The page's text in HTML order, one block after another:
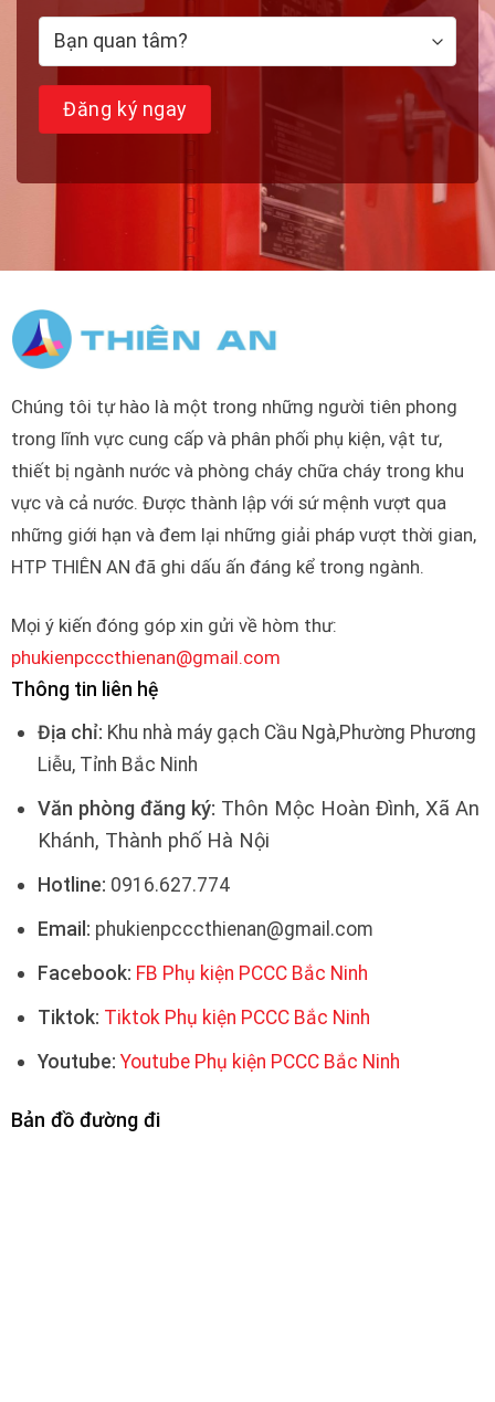
Chúng tôi tự hào là một trong những người tiên phong
trong lĩnh vực cung cấp và phân phối phụ kiện, vật tư,
thiết bị ngành nước và phòng cháy chữa cháy trong khu
vực và cả nước. Được thành lập với sứ mệnh vượt qua
những giới hạn và đem lại những giải pháp vượt thời gian,
HTP THIÊN AN đã ghi dấu ấn đáng kể trong ngành.
Mọi ý kiến đóng góp xin gửi về hòm thư:
phukienpcccthienan@gmail.com
Thông tin liên hệ
Địa chỉ: Khu nhà máy gạch Cầu Ngà,Phường Phương
Liễu, Tỉnh Bắc Ninh
Văn phòng đăng ký: Thôn Mộc Hoàn Đình, Xã An
Khánh, Thành phố Hà Nội
Hotline: 0916.627.774
Email: phukienpcccthienan@gmail.com
Facebook: FB Phụ kiện PCCC Bắc Ninh
Tiktok: Tiktok Phụ kiện PCCC Bắc Ninh
Youtube: Youtube Phụ kiện PCCC Bắc Ninh
Bản đồ đường đi